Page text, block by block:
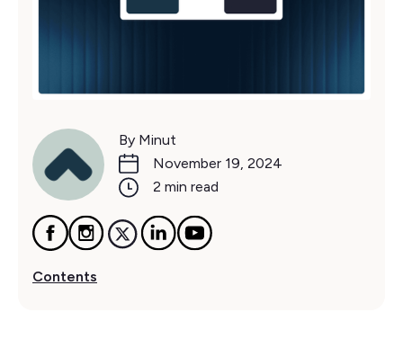
By Minut
November 19, 2024
2 min read
Contents